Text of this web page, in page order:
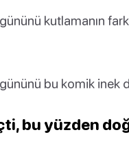
kutlamanın
bu komik inek
bu yüzden